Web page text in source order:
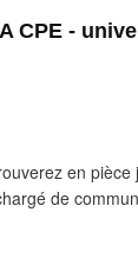
CPE -
en
de